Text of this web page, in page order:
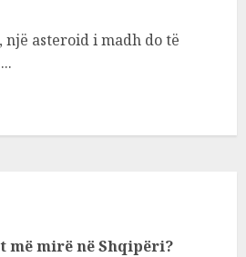
një asteroid i madh do të
më mirë në Shqipëri?